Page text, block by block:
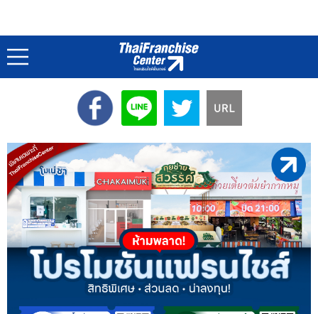
ภาพสวยๆประกอบความเข้าใจ : Infographics
หน้าแรก /แฟรนไชส์